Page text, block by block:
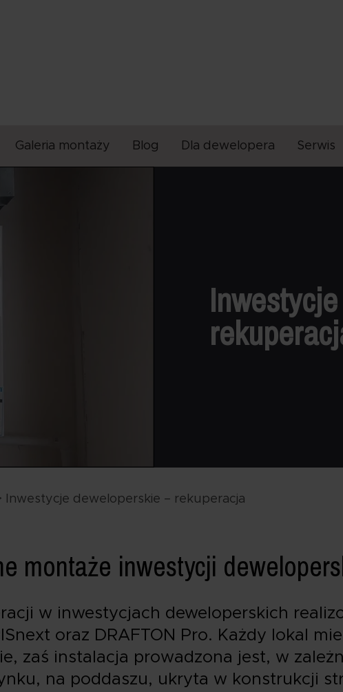
Galeria montaży Blog Dla dewelopera Serwis
Inwestycje deweloperskie – rekuperacja
montaże inwestycji
w inwestycjach deweloperskich
oraz DRAFTON Pro. Każdy lokal
zaś instalacja prowadzona jest, w
na poddaszu, ukryta w konstrukcji